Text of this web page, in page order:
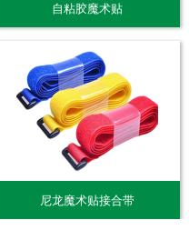
自粘胶魔术贴
尼龙魔术贴接合带